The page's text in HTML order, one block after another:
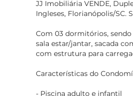
JJ Imobiliária VENDE,
Ingleses, Florianópolis/SC.
Com 03 dormitórios, sendo
sala estar/jantar, sacada
com estrutura para
Características do
- Piscina adulto e infantil